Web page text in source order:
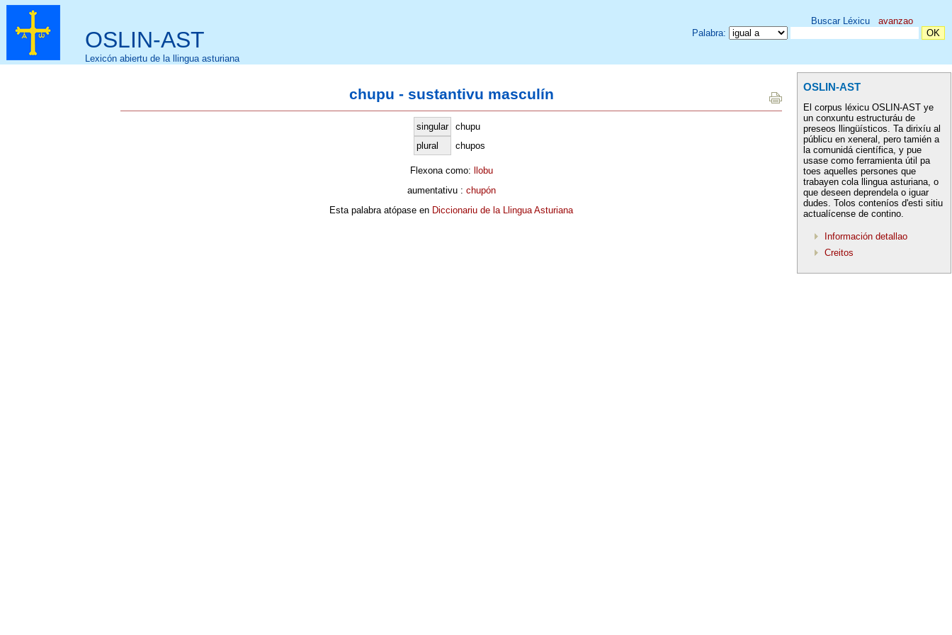
OSLIN-AST
Lexicón abiertu de la llingua asturiana
Buscar Léxicu avanzao
Palabra:
chupu - sustantivu masculín
singular
chupu
plural
chupos
Flexona como: llobu
aumentativu : chupón
Esta palabra atópase en Diccionariu de la Llingua Asturiana
OSLIN-AST
El corpus léxicu OSLIN-AST ye
un conxuntu estructuráu de
preseos llingüísticos. Ta dirixíu al
públicu en xeneral, pero tamién a
la comunidá científica, y pue
usase como ferramienta útil pa
toes aquelles persones que
trabayen cola llingua asturiana, o
que deseen deprendela o iguar
dudes. Tolos conteníos d'esti sitiu
actualícense de contino.
Información detallao
Creitos